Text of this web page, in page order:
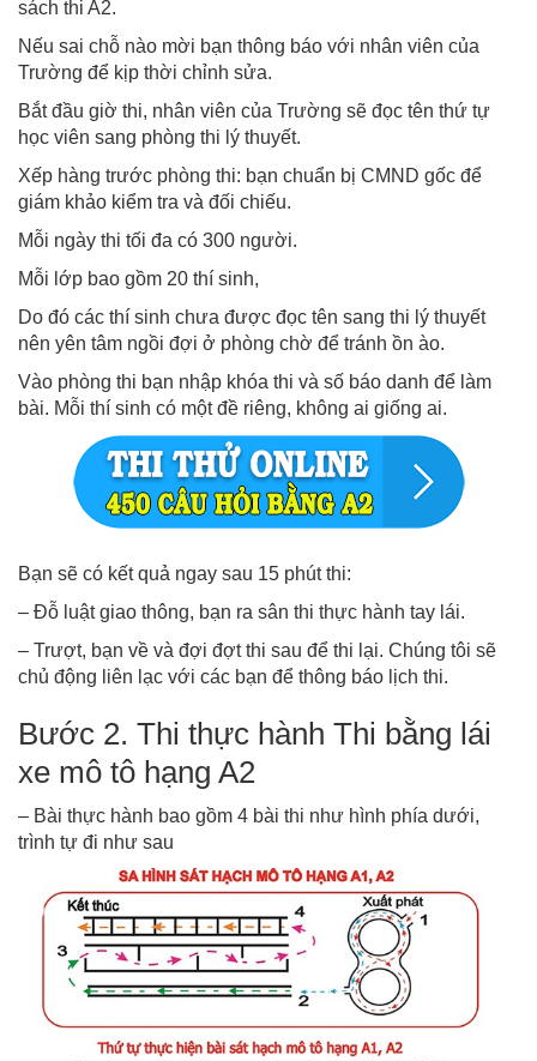
sách thi A2.
Nếu sai chỗ nào mời bạn thông báo với nhân viên của
Trường để kịp thời chỉnh sửa.
Bắt đầu giờ thi, nhân viên của Trường sẽ đọc tên thứ tự
học viên sang phòng thi lý thuyết.
Xếp hàng trước phòng thi: bạn chuẩn bị CMND gốc để
giám khảo kiểm tra và đối chiếu.
Mỗi ngày thi tối đa có 300 người.
Mỗi lớp bao gồm 20 thí sinh,
Do đó các thí sinh chưa được đọc tên sang thi lý thuyết
nên yên tâm ngồi đợi ở phòng chờ để tránh ồn ào.
Vào phòng thi bạn nhập khóa thi và số báo danh để làm
bài. Mỗi thí sinh có một đề riêng, không ai giống ai.
Bạn sẽ có kết quả ngay sau 15 phút thi:
– Đỗ luật giao thông, bạn ra sân thi thực hành tay lái.
– Trượt, bạn về và đợi đợt thi sau để thi lại. Chúng tôi sẽ
chủ động liên lạc với các bạn để thông báo lịch thi.
Bước 2. Thi thực hành Thi bằng lái
xe mô tô hạng A2
– Bài thực hành bao gồm 4 bài thi như hình phía dưới,
trình tự đi như sau